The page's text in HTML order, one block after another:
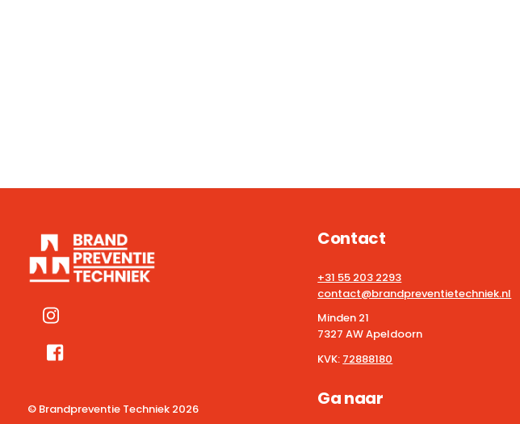
© Brandpreventie Techniek 2026
Contact
+31 55 203 2293
contact@brandpreventietechniek.nl
Minden 21
7327 AW Apeldoorn
KVK: 72888180
Ga naar